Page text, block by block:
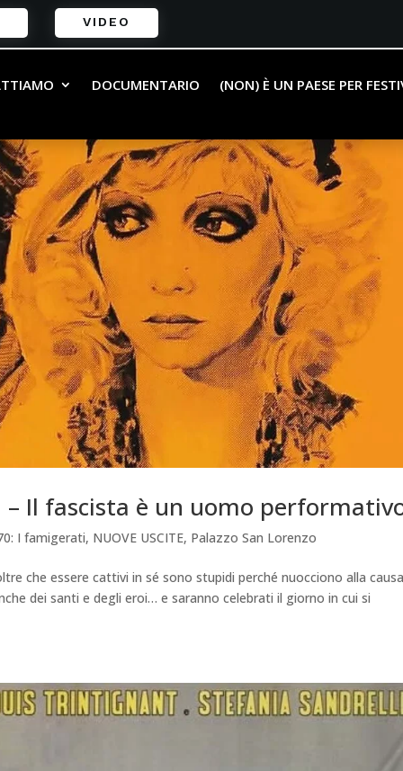
VIDEO
DOCUMENTARIO (NON) È UN PAESE PER
– Il fascista è un uomo
I famigerati, NUOVE USCITE, Palazzo San Lorenzo
che essere cattivi in sé sono stupidi perché nuocciono alla
dei santi e degli eroi… e saranno celebrati il giorno in cui si